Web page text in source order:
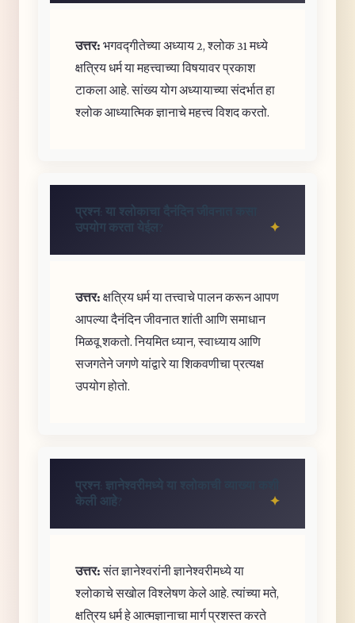
उत्तर: भगवद्गीतेच्या अध्याय 2, श्लोक 31 मध्ये
क्षत्रिय धर्म या महत्त्वाच्या विषयावर प्रकाश
टाकला आहे. सांख्य योग अध्यायाच्या संदर्भात हा
श्लोक आध्यात्मिक ज्ञानाचे महत्त्व विशद करतो.
प्रश्न: या श्लोकाचा दैनंदिन जीवनात कसा
उपयोग करता येईल?
उत्तर: क्षत्रिय धर्म या तत्त्वाचे पालन करून आपण
आपल्या दैनंदिन जीवनात शांती आणि समाधान
मिळवू शकतो. नियमित ध्यान, स्वाध्याय आणि
सजगतेने जगणे यांद्वारे या शिकवणीचा प्रत्यक्ष
उपयोग होतो.
प्रश्न: ज्ञानेश्वरीमध्ये या श्लोकाची व्याख्या कशी
केली आहे?
उत्तर:संत ज्ञानेश्वरांनी ज्ञानेश्वरीमध्ये या
श्लोकाचे सखोल विश्लेषण केले आहे. त्यांच्या मते,
क्षत्रिय धर्म हे आत्मज्ञानाचा मार्ग प्रशस्त करते